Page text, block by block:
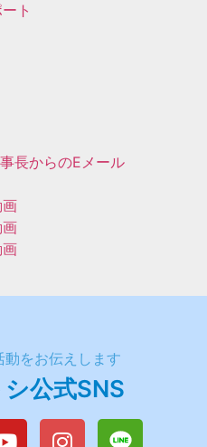
ト
長からのEメール
公式SNS
をお伝えします